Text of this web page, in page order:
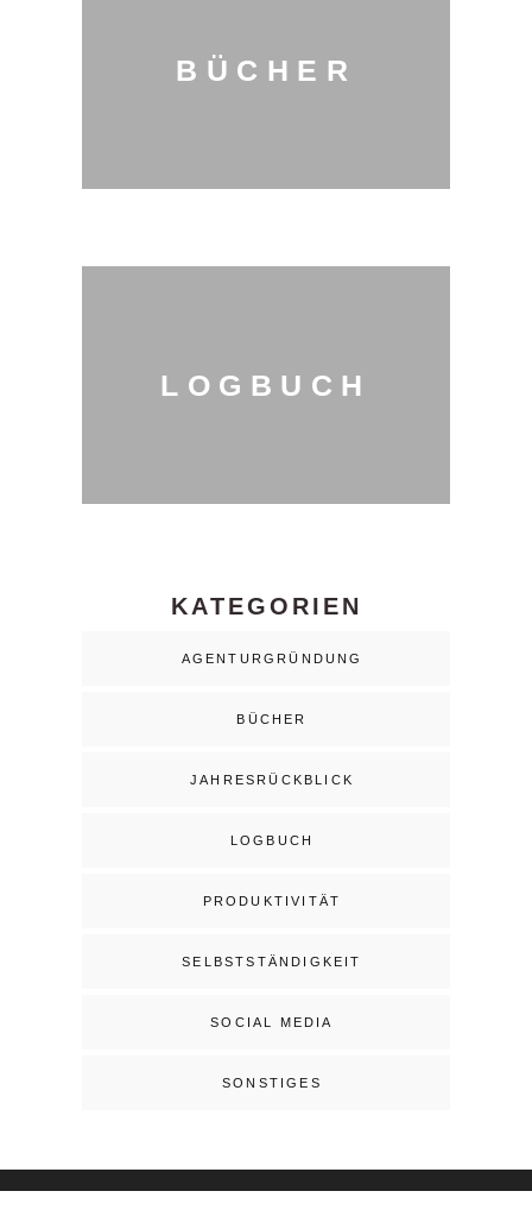
BÜCHER
LOGBUCH
KATEGORIEN
AGENTURGRÜNDUNG
BÜCHER
JAHRESRÜCKBLICK
LOGBUCH
PRODUKTIVITÄT
SELBSTSTÄNDIGKEIT
SOCIAL MEDIA
SONSTIGES